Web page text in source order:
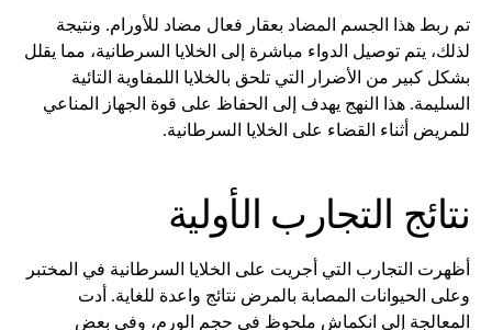
تم ربط هذا الجسم المضاد بعقار فعال مضاد للأورام. ونتيجة
لذلك، يتم توصيل الدواء مباشرة إلى الخلايا السرطانية، مما يقلل
بشكل كبير من الأضرار التي تلحق بالخلايا اللمفاوية التائية
السليمة. هذا النهج يهدف إلى الحفاظ على قوة الجهاز المناعي
للمريض أثناء القضاء على الخلايا السرطانية.
نتائج التجارب الأولية
أظهرت التجارب التي أجريت على الخلايا السرطانية في المختبر
وعلى الحيوانات المصابة بالمرض نتائج واعدة للغاية. أدت
المعالجة إلى انكماش ملحوظ في حجم الورم، وفي بعض